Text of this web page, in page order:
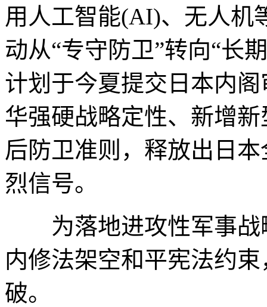
用人工智能(AI)、无人机
动从“专守防卫”转向“长
计划于今夏提交日本内
华强硬战略定性、新增
后防卫准则，释放出日
烈信号。
为落地进攻性军事战
内修法架空和平宪法约
破。